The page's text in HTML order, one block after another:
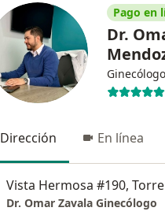
Pago en
Dr.
Ginecólogo
Dirección En línea
Dr. Omar Zavala Ginecólogo